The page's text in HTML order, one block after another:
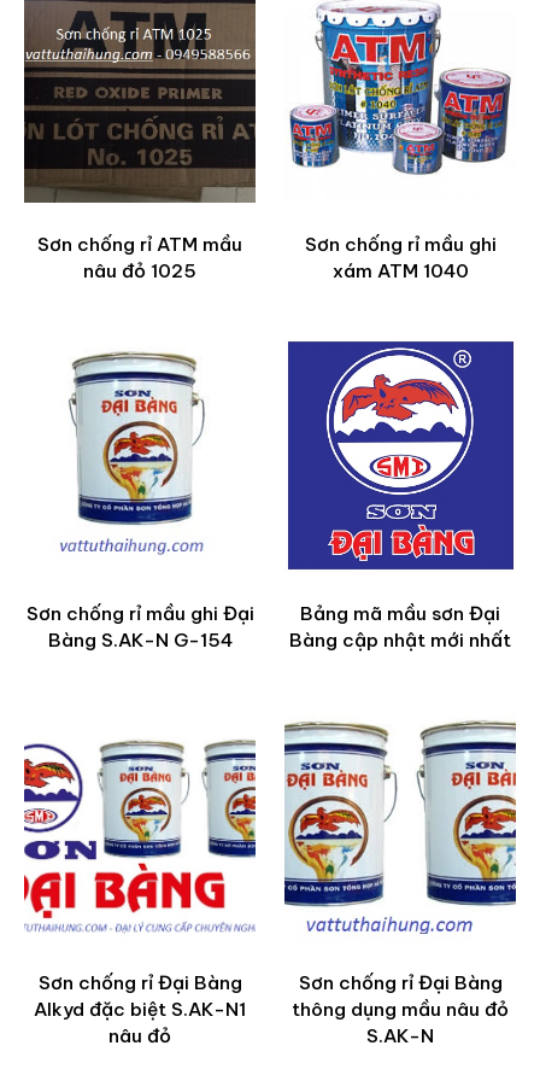
Sơn chống rỉ ATM mầu
nâu đỏ 1025
Sơn chống rỉ mầu ghi
xám ATM 1040
Sơn chống rỉ mầu ghi Đại
Bàng S.AK-N G-154
Bảng mã mầu sơn Đại
Bàng cập nhật mới nhất
Sơn chống rỉ Đại Bàng
Alkyd đặc biệt S.AK-N1
nâu đỏ
Sơn chống rỉ Đại Bàng
thông dụng mầu nâu đỏ
S.AK-N